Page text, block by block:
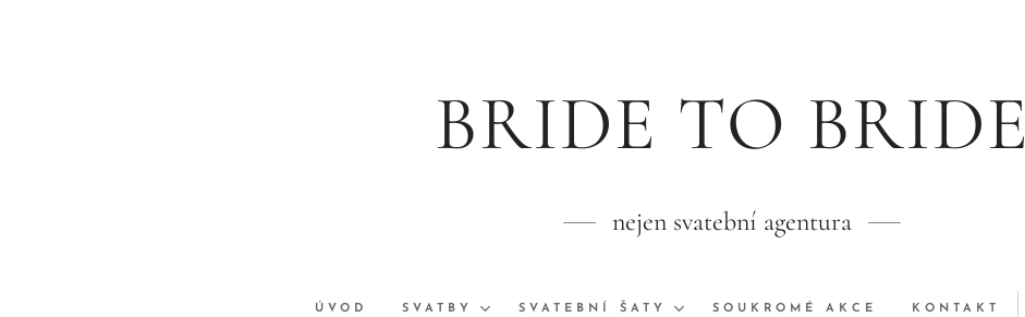
BRIDE TO BRIDE
nejen svatební agentura
ÚVOD SVATBY SVATEBNÍ ŠATY SOUKROMÉ AKCE KONTAKT